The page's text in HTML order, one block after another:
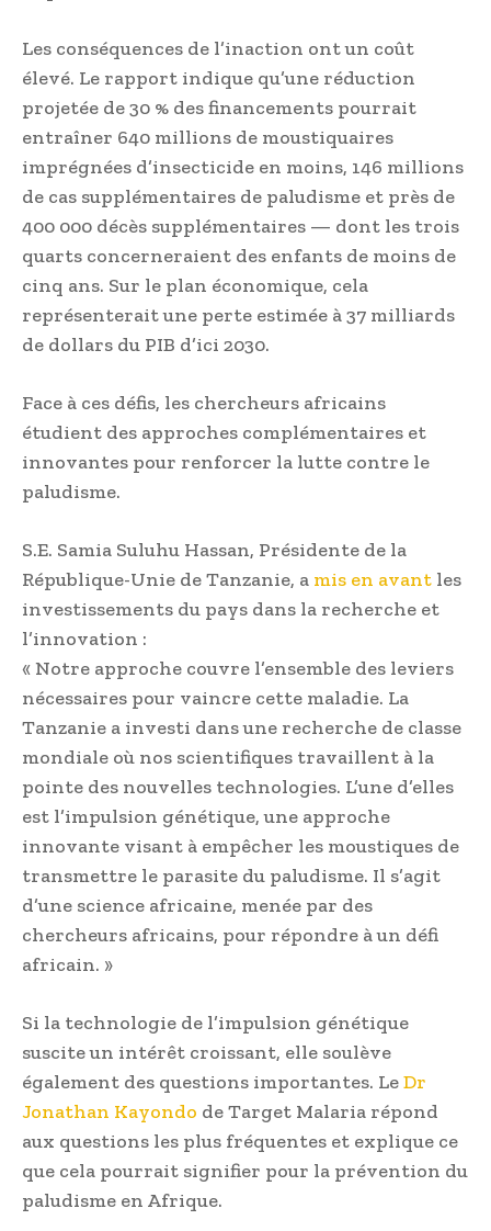
Les conséquences de l’inaction ont un coût
élevé. Le rapport indique qu’une réduction
projetée de 30 % des financements pourrait
entraîner 640 millions de moustiquaires
imprégnées d’insecticide en moins, 146 millions
de cas supplémentaires de paludisme et près de
400 000 décès supplémentaires — dont les trois
quarts concerneraient des enfants de moins de
cinq ans. Sur le plan économique, cela
représenterait une perte estimée à 37 milliards
de dollars du PIB d’ici 2030.
Face à ces défis, les chercheurs africains
étudient des approches complémentaires et
innovantes pour renforcer la lutte contre le
paludisme.
S.E. Samia Suluhu Hassan, Présidente de la
République-Unie de Tanzanie, a mis en avant les
investissements du pays dans la recherche et
l’innovation :
« Notre approche couvre l’ensemble des leviers
nécessaires pour vaincre cette maladie. La
Tanzanie a investi dans une recherche de classe
mondiale où nos scientifiques travaillent à la
pointe des nouvelles technologies. L’une d’elles
est l’impulsion génétique, une approche
innovante visant à empêcher les moustiques de
transmettre le parasite du paludisme. Il s’agit
d’une science africaine, menée par des
chercheurs africains, pour répondre à un défi
africain. »
Si la technologie de l’impulsion génétique
suscite un intérêt croissant, elle soulève
également des questions importantes. LeDr
Jonathan Kayondo de Target Malaria répond
aux questions les plus fréquentes et explique ce
que cela pourrait signifier pour la prévention du
paludisme en Afrique.